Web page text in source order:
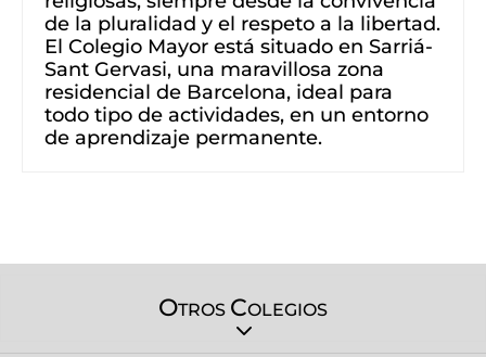
de la pluralidad y el respeto a la libertad.
El Colegio Mayor está situado en Sarriá-
Sant Gervasi, una maravillosa zona
residencial de Barcelona, ​​ideal para
todo tipo de actividades, en un entorno
de aprendizaje permanente.
OTROS COLEGIOS